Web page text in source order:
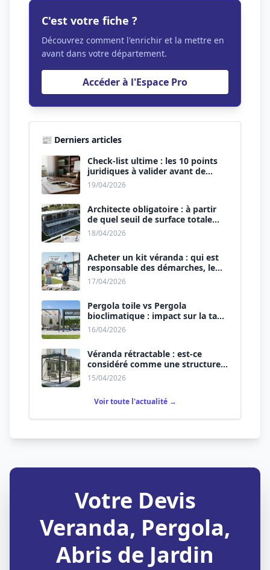
C'est votre fiche ?
Découvrez comment l'enrichir et la mettre en
avant dans votre département.
Accéder à l'Espace Pro
📰 Derniers articles
Check-list ultime : les 10 points
juridiques à valider avant de
signer le devis.
19/04/2026
Architecte obligatoire : à partir
de quel seuil de surface totale
(Maison + Véranda) ?
18/04/2026
Acheter un kit véranda : qui est
responsable des démarches, le
vendeur ou vous ?
17/04/2026
Pergola toile vs Pergola
bioclimatique : impact sur la taxe
d’aménagement.
16/04/2026
Véranda rétractable : est-ce
considéré comme une structure
permanente ?
15/04/2026
Voir toute l'actualité →
Votre Devis
Veranda, Pergola,
Abris de Jardin